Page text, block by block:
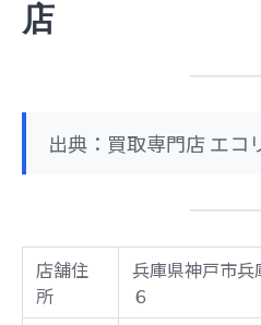
店
出典：買取専門店 エコ
店舗住
所
兵庫県神戸市兵
６